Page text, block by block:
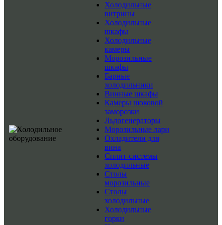
Холодильные
витрины
Холодильные
шкафы
Холодильные
камеры
Морозильные
шкафы
Барные
холодильники
Винные шкафы
Камеры шоковой
заморозки
Льдогенераторы
Морозильные лари
Охладители для
вина
Сплит-системы
холодильные
Столы
морозильные
Столы
холодильные
Холодильные
горки